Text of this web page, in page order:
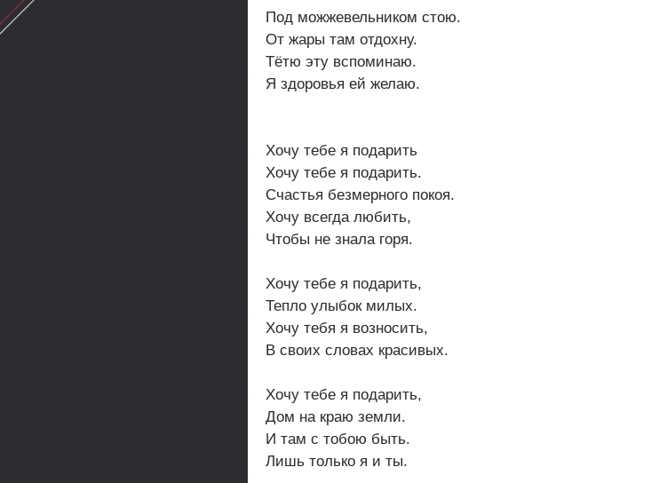
Под можжевельником стою.
От жары там отдохну.
Тётю эту вспоминаю.
Я здоровья ей желаю.
Хочу тебе я подарить
Хочу тебе я подарить.
Счастья безмерного покоя.
Хочу всегда любить,
Чтобы не знала горя.
Хочу тебе я подарить,
Тепло улыбок милых.
Хочу тебя я возносить,
В своих словах красивых.
Хочу тебе я подарить,
Дом на краю земли.
И там с тобою быть.
Лишь только я и ты.